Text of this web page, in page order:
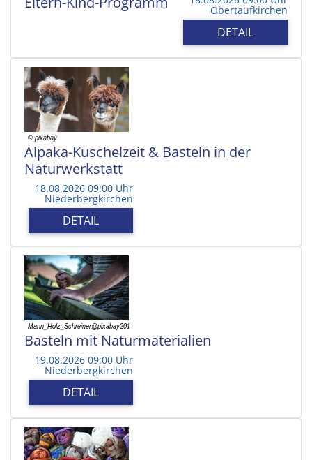
Obertaufkirchen
DETAIL
Alpaka-Kuschelzeit & Basteln in der
Naturwerkstatt
18.08.2026 09:00 Uhr
Niederbergkirchen
DETAIL
Basteln mit Naturmaterialien
19.08.2026 09:00 Uhr
Niederbergkirchen
DETAIL